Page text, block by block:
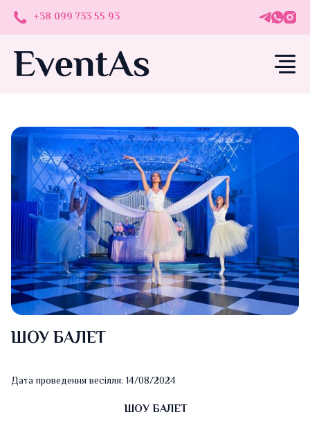
+38 099 733 55 93
ШОУ БАЛЕТ
Дата проведення весілля: 14/08/2024
ШОУ БАЛЕТ